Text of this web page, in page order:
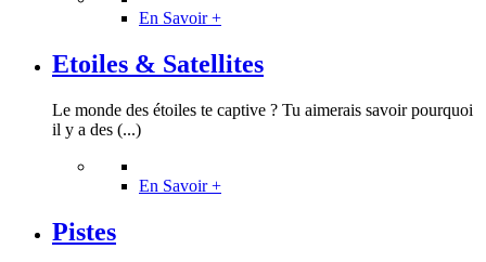
En Savoir +
Etoiles & Satellites
Le monde des étoiles te captive ? Tu aimerais savoir pourquoi
il y a des (...)
En Savoir +
Pistes